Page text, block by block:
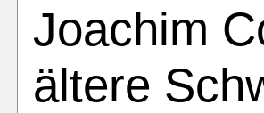
Joachim
ältere